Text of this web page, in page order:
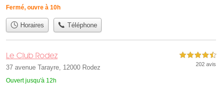
Fermé, ouvre à 10h
Horaires Téléphone
Le Club Rodez
37 avenue Tarayre, 12000 Rodez
Ouvert jusqu'à 12h
4,5 étoiles sur 5
202 avis